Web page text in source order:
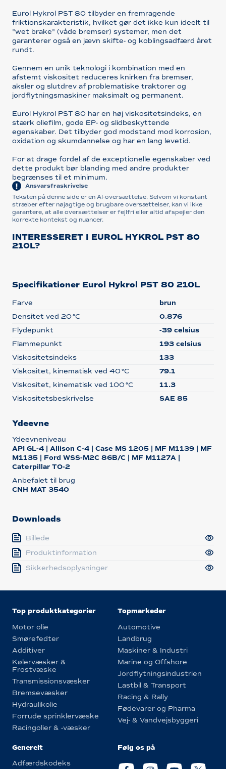
Eurol Hykrol PST 80 tilbyder en fremragende
friktionskarakteristik, hvilket gør det ikke kun ideelt til
"wet brake" (våde bremser) systemer, men det
garanterer også en jævn skifte- og koblingsadfærd året
rundt.
Gennem en unik teknologi i kombination med en
afstemt viskositet reduceres knirken fra bremser,
aksler og slutdrev af problematiske traktorer og
jordflytningsmaskiner maksimalt og permanent.
Eurol Hykrol PST 80 har en høj viskositetsindeks, en
stærk oliefilm, gode EP- og slidbeskyttende
egenskaber. Det tilbyder god modstand mod korrosion,
oxidation og skumdannelse og har en lang levetid.
For at drage fordel af de exceptionelle egenskaber ved
dette produkt bør blanding med andre produkter
begrænses til et minimum.
Ansvarsfraskrivelse
Teksten på denne side er en AI-oversættelse. Selvom vi konstant
stræber efter nøjagtige og brugbare oversættelser, kan vi ikke
garantere, at alle oversættelser er fejlfri eller altid afspejler den
korrekte kontekst og nuancer.
INTERESSERET I EUROL HYKROL PST 80
210L?
Specifikationer Eurol Hykrol PST 80 210L
Farve
brun
Densitet ved 20 °C
0.876
Flydepunkt
-39 celsius
Flammepunkt
193 celsius
Viskositetsindeks
133
Viskositet, kinematisk ved 40 °C
79.1
Viskositet, kinematisk ved 100 °C
11.3
Viskositetsbeskrivelse
SAE 85
Ydeevne
Ydeevneniveau
API GL-4 | Allison C-4 | Case MS 1205 | MF M1139 | MF
M1135 | Ford WSS-M2C 86B/C | MF M1127A |
Caterpillar TO-2
Anbefalet til brug
CNH MAT 3540
Downloads
Billede
Produktinformation
Sikkerhedsoplysninger
Top produktkategorier
Motor olie
Smørefedter
Additiver
Kølervæsker &
Frostvæske
Transmissionsvæsker
Bremsevæsker
Hydraulikolie
Forrude sprinklervæske
Racingolier & -væsker
Topmarkeder
Automotive
Landbrug
Maskiner & Industri
Marine og Offshore
Jordflytningsindustrien
Lastbil & Transport
Racing & Rally
Fødevarer og Pharma
Vej- & Vandvejsbyggeri
Generelt
Adfærdskodeks
Følg os på